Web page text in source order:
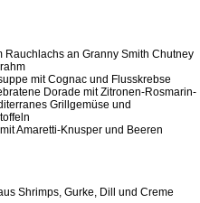
Rauchlachs an Granny Smith Chutney
mit Cognac und Flusskrebse
Dorade mit Zitronen-Rosmarin-
Grillgemüse und
Amaretti-Knusper und Beeren
Shrimps, Gurke, Dill und Creme